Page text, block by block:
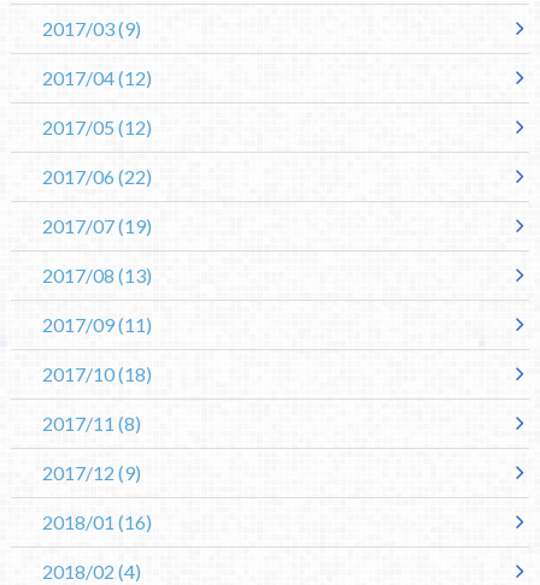
2017/03(9)
2017/04(12)
2017/05(12)
2017/06 (22)
2017/07(19)
2017/08 (13)
2017/09(11)
2017/10(18)
2017/11 (8)
2017/12 (9)
2018/01 (16)
2018/02 (4)